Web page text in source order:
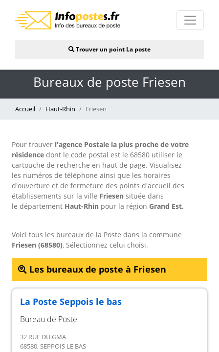
Trouver un point La poste
Bureaux de poste Friesen
Accueil Haut-Rhin Friesen
Pour trouver l'agence Postale la plus proche de votre
résidence dont le code postal est le 68580 utiliser le
cartouche de recherche en haut de page. Visualisez
les numéros de téléphone ainsi que les horaires
d'ouverture et de fermeture des points d'accueil des
établissements sur la ville Friesen située dans
le département Haut-Rhin pour la région Grand Est.
Voici tous les bureaux de la Poste dans la commune
Friesen (68580), Sélectionnez celui choisi.
Les bureaux de poste à Friesen
La Poste Seppois le bas
Bureau de Poste
32 RUE DU GMA
68580, SEPPOIS LE BAS